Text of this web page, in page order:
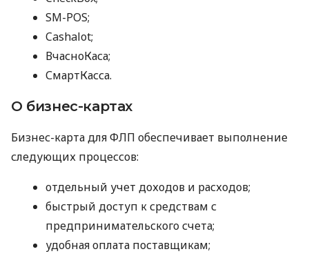
SM-POS;
Cashalot;
ВчасноКаса;
СмартКасса.
О бизнес-картах
Бизнес-карта для ФЛП обеспечивает выполнение
следующих процессов:
отдельный учет доходов и расходов;
быстрый доступ к средствам с
предпринимательского счета;
удобная оплата поставщикам;